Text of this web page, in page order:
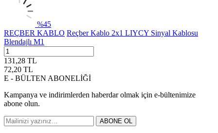
%45
REÇBER KABLO Reçber Kablo 2x1 LIYCY Sinyal Kablosu
Blendajlı M1
131,28 TL
72,20 TL
E - BÜLTEN ABONELİĞİ
Kampanya ve indirimlerden haberdar olmak için e-bültenimize
abone olun.
ABONE OL